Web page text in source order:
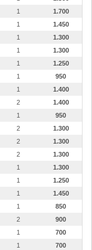
1
1.700
1
1.450
1
1.300
1
1.300
1
1.250
1
950
1
1.400
2
1.400
1
950
2
1.300
2
1.300
2
1.300
1
1.300
1
1.250
1
1.450
1
850
2
900
1
700
1
700